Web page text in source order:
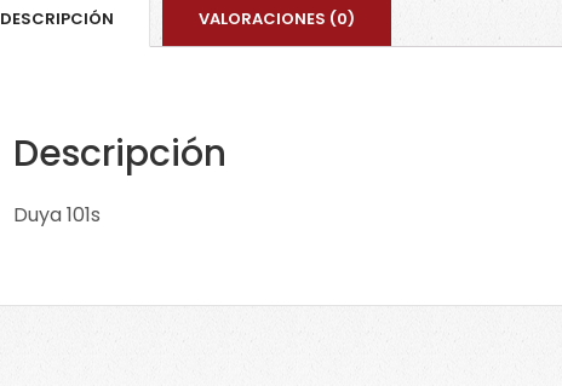
DESCRIPCIÓN VALORACIONES (0)
Descripción
Duya 101s